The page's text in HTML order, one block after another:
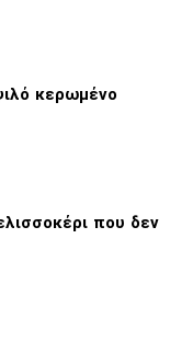
κερωμένο
που δεν